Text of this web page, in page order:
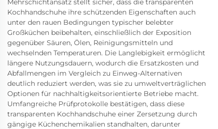
Mehrschichtansatz stellt sicher, dass die transparenten
Kochhandschuhe ihre schützenden Eigenschaften auch
unter den rauen Bedingungen typischer belebter
Großküchen beibehalten, einschließlich der Exposition
gegenüber Säuren, Ölen, Reinigungsmitteln und
wechselnden Temperaturen. Die Langlebigkeit ermöglicht
längere Nutzungsdauern, wodurch die Ersatzkosten und
Abfallmengen im Vergleich zu Einweg-Alternativen
deutlich reduziert werden, was sie zu umweltverträglichen
Optionen für nachhaltigkeitsorientierte Betriebe macht.
Umfangreiche Prüfprotokolle bestätigen, dass diese
transparenten Kochhandschuhe einer Zersetzung durch
gängige Küchenchemikalien standhalten, darunter